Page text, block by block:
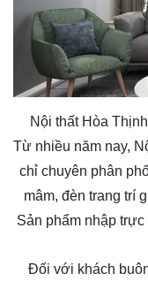
Nội thất Hòa
Từ nhiều năm nay,
chỉ chuyên phân
mâm, đèn trang trí
Sản phẩm nhập
Đối với khách